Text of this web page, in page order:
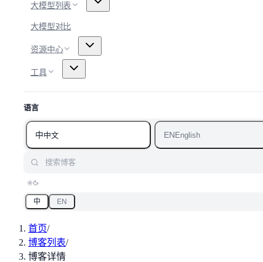
大模型列表
大模型对比
资源中心
工具
语言
中中文 ENEnglish
中 EN
首页/
博客列表/
博客详情